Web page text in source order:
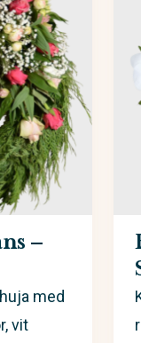
–
med
vit